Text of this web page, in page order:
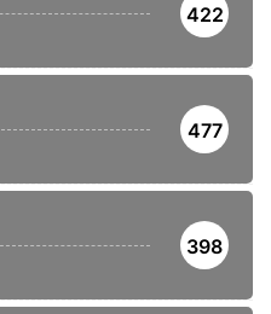
422
477
398